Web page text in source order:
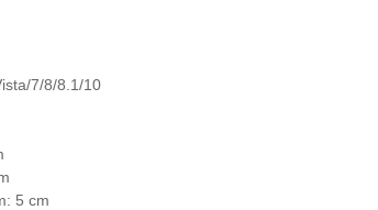
7/8/8.1/10
5 cm